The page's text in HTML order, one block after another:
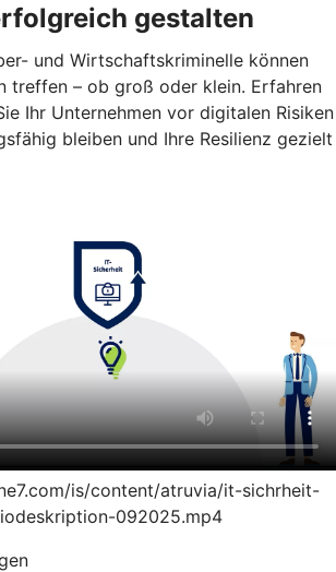
gestalten
und Wirtschaftskriminelle können
treffen – ob groß oder klein. Erfahren
Ihr Unternehmen vor digitalen Risiken
bleiben und Ihre Resilienz gezielt
is/content/atruvia/it-sichrheit-
092025.mp4